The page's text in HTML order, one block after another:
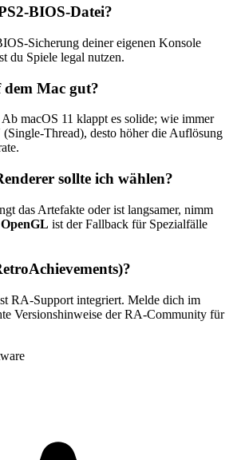
BIOS-Datei?
Sicherung deiner eigenen Konsole
du Spiele legal nutzen.
Mac gut?
macOS 11 klappt es solide; wie immer
Thread), desto höher die Auflösung
sollte ich wählen?
das Artefakte oder ist langsamer, nimm
OpenGL ist der Fallback für Spezialfälle
RA-Support integriert. Melde dich im
Versionshinweise der RA-Community für